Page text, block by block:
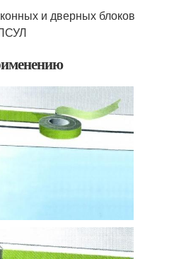
и дверных блоков